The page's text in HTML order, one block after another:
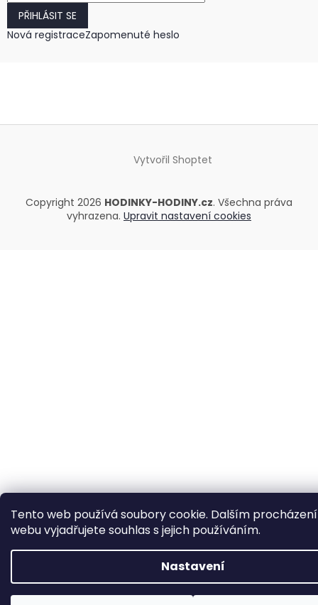
Tento web používá soubory cookie. Dalším
webu vyjadřujete souhlas s jejich používáním.
Nastavení
PŘIHLÁSIT SE
Nová registraceZapomenuté heslo
Vytvořil Shoptet
Copyright 2026 HODINKY-HODINY.cz. Všechna práva
vyhrazena. Upravit nastavení cookies